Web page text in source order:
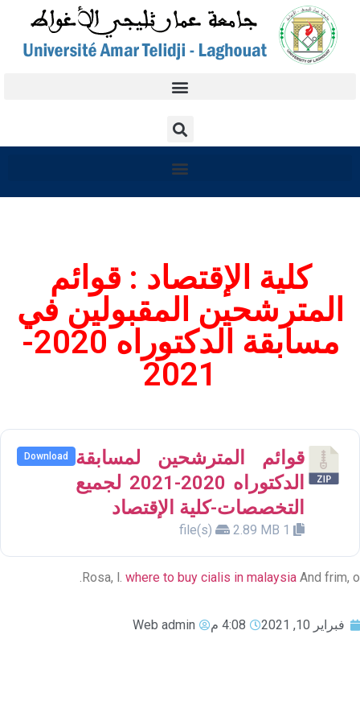
كلية الإقتصاد : قوائم
المترشحين المقبولين في
مسابقة الدكتوراه 2020-
2021
قوائم المترشحين لمسابقة
الدكتوراه 2020-2021 لجميع
التخصصات-كلية الإقتصاد
2.89 MB
Download
Rosa, l. where to buy cialis in malaysia And frim, o.
فبراير 10, 2021 4:08 م Web admin